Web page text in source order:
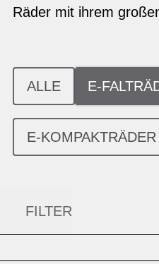
Räder mit ihrem
ALLE E-
E-KOMPAKTRÄDER
FILTER